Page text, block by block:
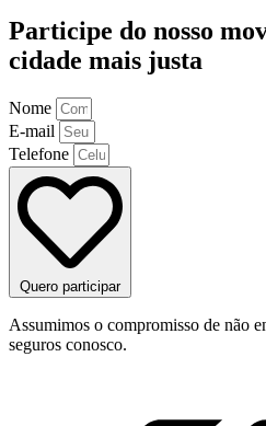
Participe do nosso
cidade mais justa
Nome
E-mail
Telefone
Quero participar
Assumimos o compromisso de não
seguros conosco.